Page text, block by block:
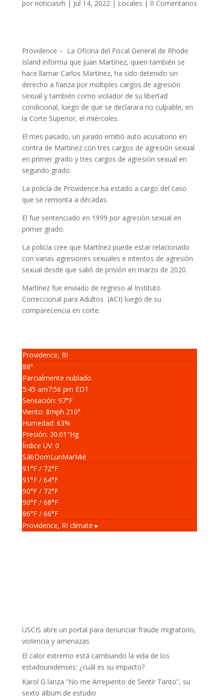
por noticiasrh | Jul 14, 2022| Locales | 0 Comentarios
Providence – La Oficina del Fiscal General de Rhode
Island informa que Juan Martínez, quien también se
hace llamar Carlos Martínez, ha sido detenido sin
derecho a fianza por múltiples cargos de agresión
sexual y también como violador de su libertad
condicional, luego de que se declarara no culpable, en
la Corte Superior, el miércoles.
El mes pasado, un jurado emitió auto acusatorio en
contra de Martínez con tres cargos de agresión sexual
en primer grado y tres cargos de agresión sexual en
segundo grado.
La policía de Providence ha estado a cargo del caso
que se remonta a décadas.
El fue sentenciado en 1999 por agresión sexual en
primer grado.
La policía cree que Martínez puede estar relacionado
con varias agresiones sexuales e intentos de agresión
sexual desde que salió de prisión en marzo de 2020.
Martínez fue enviado de regreso al Instituto
Correccional para Adultos (ACI) luego de su
comparecencia en corte.
Providence, RI
88°
Parcialmente nublado
5:45 am7:56 pm EDT
Sensación: 97°F
Viento: 8mph 210°
Humedad: 63%
Presión: 30.01 "Hg
Índice UV: 0
SábDomLunMarMié
91°F/ 72°F
91°F/ 64°F
90°F/ 72°F
90°F/ 68°F
86°F/ 66°F
Providence, RI climate ▸
USCIS abre un portal para denunciar fraude migratorio,
violencia y amenazas
El calor extremo está cambiando la vida de los
estadounidenses: ¿cuál es su impacto?
Karol G lanza “No me Arrepiento de Sentir Tanto”, su
sexto álbum de estudio